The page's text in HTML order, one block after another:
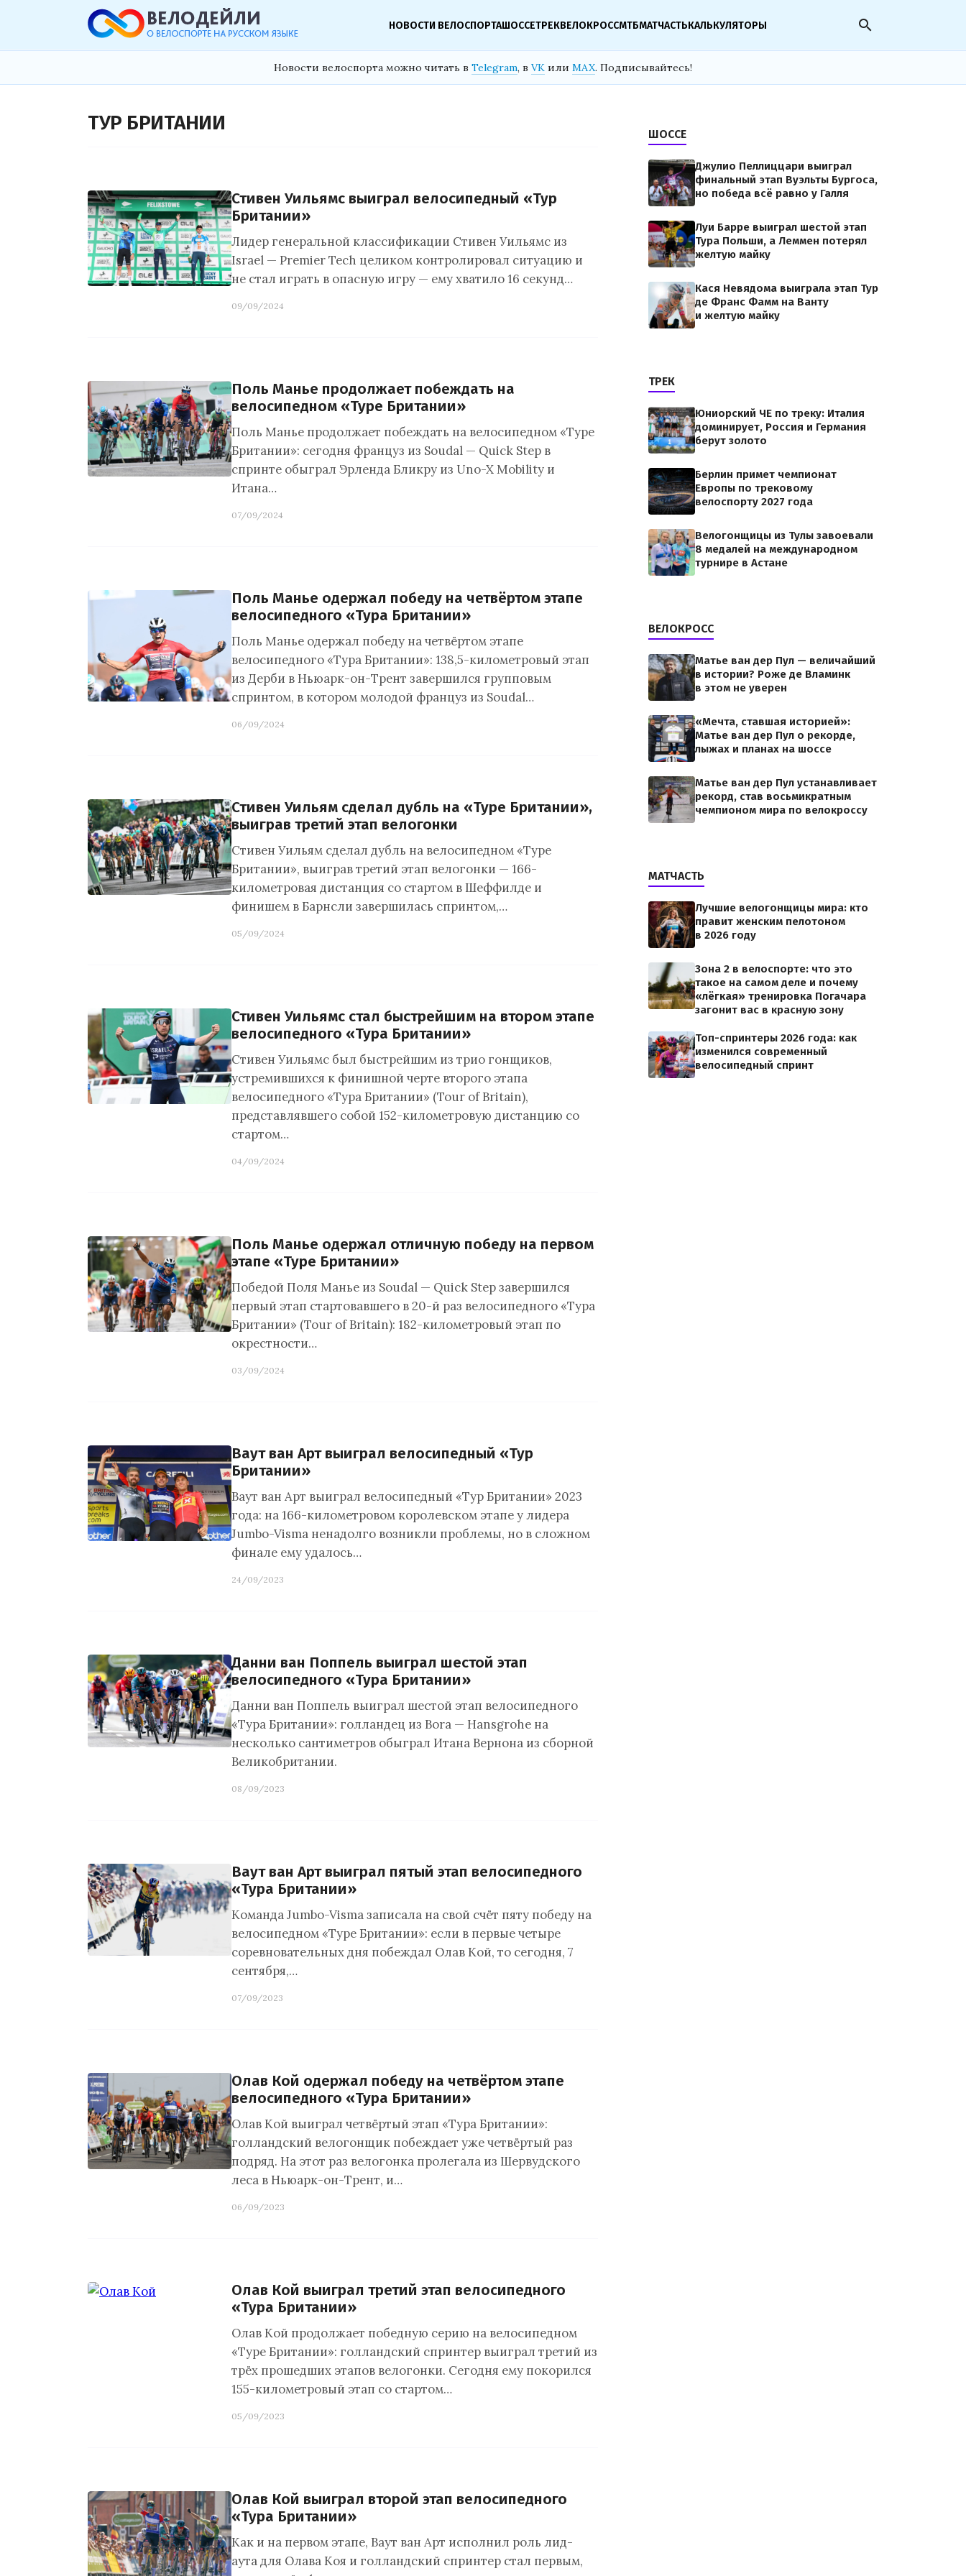
НОВОСТИ ВЕЛОСПОРТАШОССЕТРЕКВЕЛОКРОССМТБМАТЧАСТЬКАЛЬКУЛЯТОРЫ search
Новости велоспорта можно читать в Telegram, в VK или MAX. Подписывайтесь!
ТУР БРИТАНИИ
Стивен Уильямс выиграл велосипедный «Тур
Британии»
Лидер генеральной классификации Стивен Уильямс из
Israel — Premier Tech целиком контролировал ситуацию и
не стал играть в опасную игру — ему хватило 16 секунд…
09/09/2024
Поль Манье продолжает побеждать на
велосипедном «Туре Британии»
Поль Манье продолжает побеждать на велосипедном «Туре
Британии»: сегодня француз из Soudal — Quick Step в
спринте обыграл Эрленда Бликру из Uno-X Mobility и
Итана…
07/09/2024
Поль Манье одержал победу на четвёртом этапе
велосипедного «Тура Британии»
Поль Манье одержал победу на четвёртом этапе
велосипедного «Тура Британии»: 138,5-километровый этап
из Дерби в Ньюарк-он-Трент завершился групповым
спринтом, в котором молодой француз из Soudal…
06/09/2024
Стивен Уильям сделал дубль на «Туре Британии»,
выиграв третий этап велогонки
Стивен Уильям сделал дубль на велосипедном «Туре
Британии», выиграв третий этап велогонки — 166-
километровая дистанция со стартом в Шеффилде и
финишем в Барнсли завершилась спринтом,…
05/09/2024
Стивен Уильямс стал быстрейшим на втором этапе
велосипедного «Тура Британии»
Стивен Уильямс был быстрейшим из трио гонщиков,
устремившихся к финишной черте второго этапа
велосипедного «Тура Британии» (Tour of Britain),
представлявшего собой 152-километровую дистанцию со
стартом…
04/09/2024
Поль Манье одержал отличную победу на первом
этапе «Туре Британии»
Победой Поля Манье из Soudal — Quick Step завершился
первый этап стартовавшего в 20-й раз велосипедного «Тура
Британии» (Tour of Britain): 182-километровый этап по
окрестности…
03/09/2024
Ваут ван Арт выиграл велосипедный «Тур
Британии»
Ваут ван Арт выиграл велосипедный «Тур Британии» 2023
года: на 166-километровом королевском этапе у лидера
Jumbo-Visma ненадолго возникли проблемы, но в сложном
финале ему удалось…
24/09/2023
Данни ван Поппель выиграл шестой этап
велосипедного «Тура Британии»
Данни ван Поппель выиграл шестой этап велосипедного
«Тура Британии»: голландец из Bora — Hansgrohe на
несколько сантиметров обыграл Итана Вернона из сборной
Великобритании.
08/09/2023
Ваут ван Арт выиграл пятый этап велосипедного
«Тура Британии»
Команда Jumbo-Visma записала на свой счёт пяту победу на
велосипедном «Туре Британии»: если в первые четыре
соревновательных дня побеждал Олав Кой, то сегодня, 7
сентября,…
07/09/2023
Олав Кой одержал победу на четвёртом этапе
велосипедного «Тура Британии»
Олав Кой выиграл четвёртый этап «Тура Британии»:
голландский велогонщик побеждает уже четвёртый раз
подряд. На этот раз велогонка пролегала из Шервудского
леса в Ньюарк-он-Трент, и…
06/09/2023
Олав Кой выиграл третий этап велосипедного
«Тура Британии»
Олав Кой продолжает победную серию на велосипедном
«Туре Британии»: голландский спринтер выиграл третий из
трёх прошедших этапов велогонки. Сегодня ему покорился
155-километровый этап со стартом…
05/09/2023
Олав Кой выиграл второй этап велосипедного
«Тура Британии»
Как и на первом этапе, Ваут ван Арт исполнил роль лид-
аута для Олава Коя и голландский спринтер стал первым,
ШОССЕ
Джулио Пеллиццари выиграл
финальный этап Вуэльты Бургоса,
но победа всё равно у Галля
Луи Барре выиграл шестой этап
Тура Польши, а Леммен потерял
желтую майку
Кася Невядома выиграла этап Тур
де Франс Фамм на Ванту
и желтую майку
ТРЕК
Юниорский ЧЕ по треку: Италия
доминирует, Россия и Германия
берут золото
Берлин примет чемпионат
Европы по трековому
велоспорту 2027 года
Велогонщицы из Тулы завоевали
8 медалей на международном
турнире в Астане
ВЕЛОКРОСС
Матье ван дер Пул — величайший
в истории? Роже де Вламинк
в этом не уверен
«Мечта, ставшая историей»:
Матье ван дер Пул о рекорде,
лыжах и планах на шоссе
Матье ван дер Пул устанавливает
рекорд, став восьмикратным
чемпионом мира по велокроссу
МАТЧАСТЬ
Лучшие велогонщицы мира: кто
правит женским пелотоном
в 2026 году
Зона 2 в велоспорте: что это
такое на самом деле и почему
«лёгкая» тренировка Погачара
загонит вас в красную зону
Топ-спринтеры 2026 года: как
изменился современный
велосипедный спринт